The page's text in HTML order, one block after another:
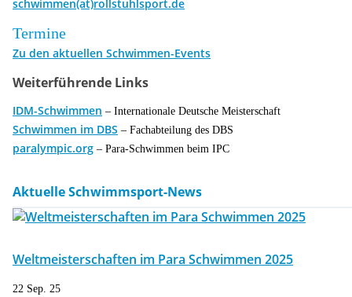
schwimmen(at)rollstuhlsport.de
Termine
Zu den aktuellen Schwimmen-Events
Weiterführende Links
IDM-Schwimmen – Internationale Deutsche Meisterschaft
Schwimmen im DBS – Fachabteilung des DBS
paralympic.org – Para-Schwimmen beim IPC
Aktuelle Schwimmsport-News
Weltmeisterschaften im Para Schwimmen 2025
22 Sep. 25